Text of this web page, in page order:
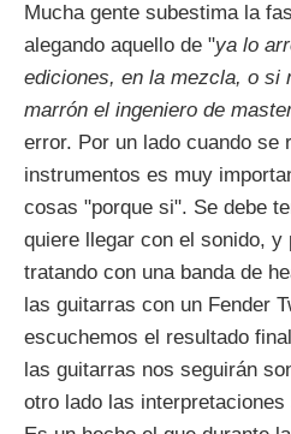
Mucha gente subestima la
alegando aquello de "ya lo
ediciones, en la mezcla, o si
marrón el ingeniero de
error. Por un lado cuando se
instrumentos es muy
cosas "porque si". Se debe
quiere llegar con el sonido,
tratando con una banda de
las guitarras con un Fender
escuchemos el resultado
las guitarras nos seguirán
otro lado las